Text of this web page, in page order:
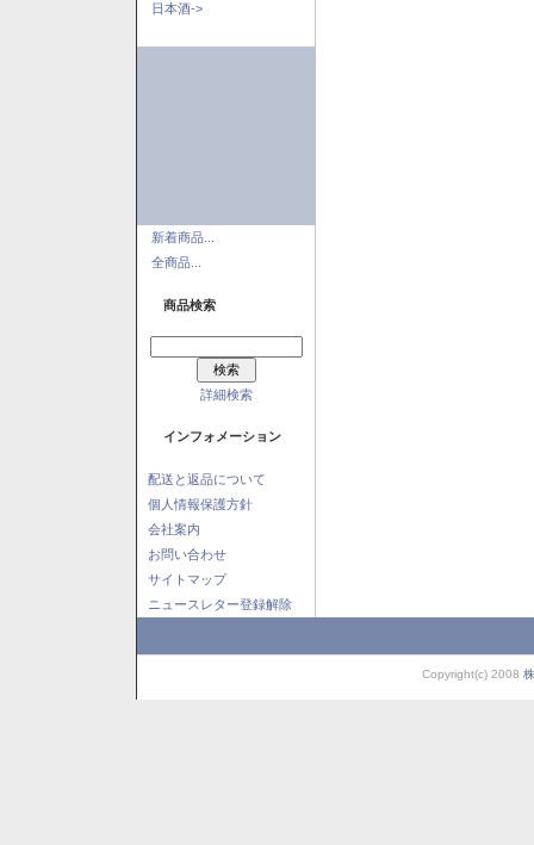
日本酒->
新着商品...
全商品...
商品検索
詳細検索
インフォメーション
配送と返品について
個人情報保護方針
会社案内
お問い合わせ
サイトマップ
ニュースレター登録解除
Copyright(c) 2008